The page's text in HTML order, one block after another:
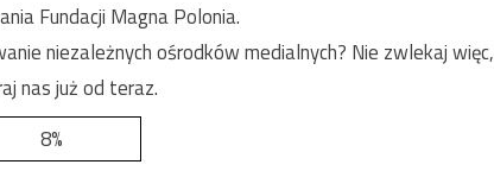
Fundacji Magna Polonia.
niezależnych ośrodków medialnych? Nie zwlekaj więc,
nas już od teraz.
8%